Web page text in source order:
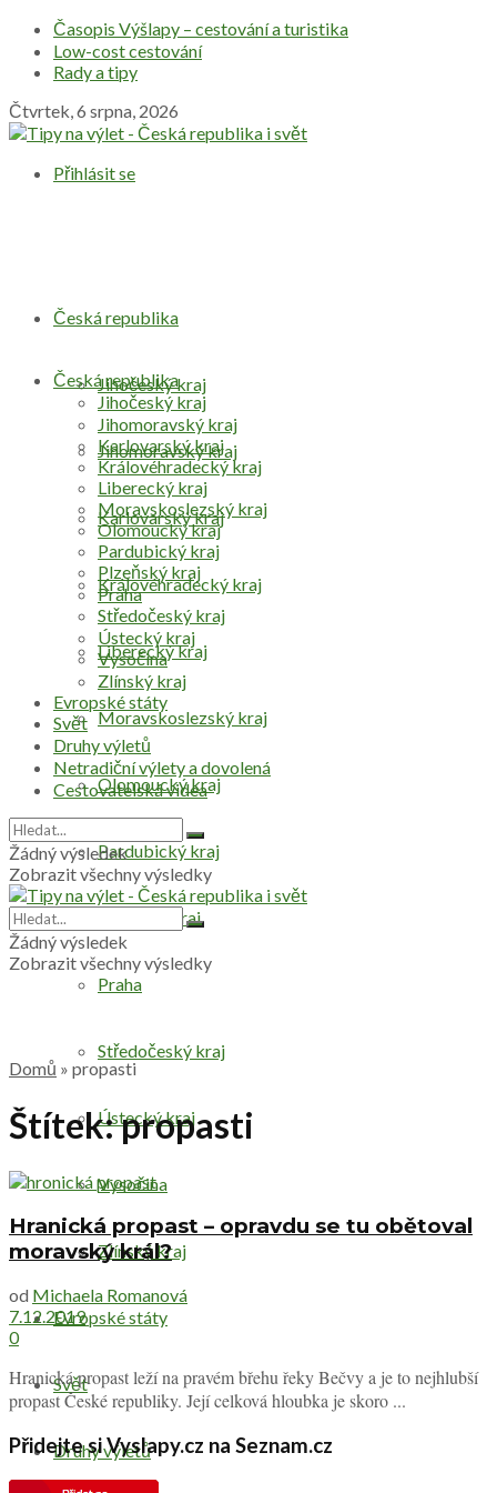
Časopis Výšlapy – cestování a turistika
Low-cost cestování
Rady a tipy
Čtvrtek, 6 srpna, 2026
Přihlásit se
Česká republika
Jihočeský kraj
Jihomoravský kraj
Karlovarský kraj
Královéhradecký kraj
Liberecký kraj
Moravskoslezský kraj
Olomoucký kraj
Pardubický kraj
Plzeňský kraj
Praha
Středočeský kraj
Ústecký kraj
Vysočina
Zlínský kraj
Evropské státy
Svět
Druhy výletů
Česká republika
Jihočeský kraj
Jihomoravský kraj
Karlovarský kraj
Královéhradecký kraj
Liberecký kraj
Moravskoslezský kraj
Olomoucký kraj
Pardubický kraj
Plzeňský kraj
Praha
Středočeský kraj
Ústecký kraj
Vysočina
Zlínský kraj
Evropské státy
Svět
Druhy výletů
Netradiční výlety a dovolená
Cestovatelská videa
Žádný výsledek
Zobrazit všechny výsledky
Žádný výsledek
Zobrazit všechny výsledky
Domů » propasti
Štítek:propasti
Hranická propast – opravdu se tu obětoval
moravský král?
od Michaela Romanová
7.12.2019
0
Hranická propast leží na pravém břehu řeky Bečvy a je to nejhlubší
propast České republiky. Její celková hloubka je skoro ...
Přidejte si Vyslapy.cz na Seznam.cz